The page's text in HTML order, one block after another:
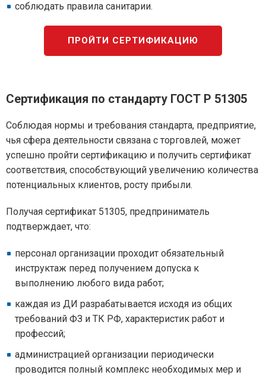
соблюдать правила санитарии.
ПРОЙТИ СЕРТИФИКАЦИЮ
Сертификация по стандарту ГОСТ Р 51305
Соблюдая нормы и требования стандарта, предприятие,
чья сфера деятельности связана с торговлей, может
успешно пройти сертификацию и получить сертификат
соответствия, способствующий увеличению количества
потенциальных клиентов, росту прибыли.
Получая сертификат 51305, предприниматель
подтверждает, что:
персонал организации проходит обязательный
инструктаж перед получением допуска к
выполнению любого вида работ;
каждая из ДИ разрабатывается исходя из общих
требований ФЗ и ТК РФ, характеристик работ и
профессий;
администрацией организации периодически
проводится полный комплекс необходимых мер и